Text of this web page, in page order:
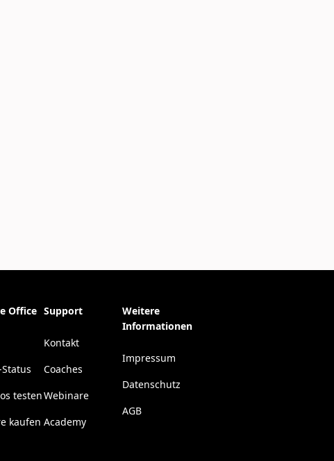
Office
testen
kaufen
Support
Kontakt
Coaches
Webinare
Academy
Weitere
Informationen
Impressum
Datenschutz
AGB